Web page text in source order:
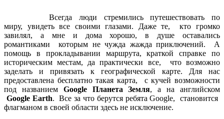
Всегда люди стремились путешествовать по
миру, увидеть все своими глазами. Даже те, кто громко
завилял, а мне и дома хорошо, в душе оставались
романтиками которым не чужда жажда приключений. А
помощь в прокладывании маршрута, краткой справке по
историческим местам, да практически все, что возможно
заделать и привязать к географической карте. Для нас
предоставлена бесплатно такая карта, с кучей возможности
под названием Google Планета Земля, а на английском
Google Earth. Все за что берутся ребята Google, становится
флагманом в своей области здесь не исключение.